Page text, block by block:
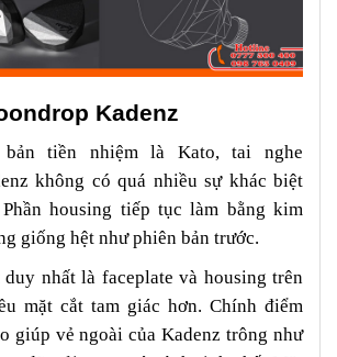
Kadenz
tiền nhiệm là Kato, tai nghe
không có quá nhiều sự khác biệt
housing tiếp tục làm bằng kim
giống hệt như phiên bản trước.
nhất là faceplate và housing trên
mặt cắt tam giác hơn. Chính điểm
giúp vẻ ngoài của Kadenz trông như